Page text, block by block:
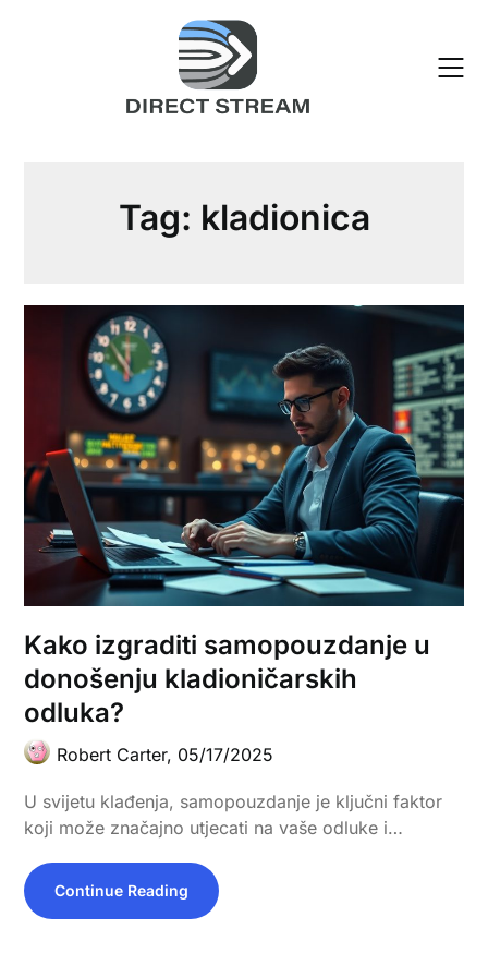
Tag: kladionica
Kako izgraditi samopouzdanje u
donošenju kladioničarskih
odluka?
Robert Carter, 05/17/2025
U svijetu klađenja, samopouzdanje je ključni faktor
koji može značajno utjecati na vaše odluke i…
Continue Reading